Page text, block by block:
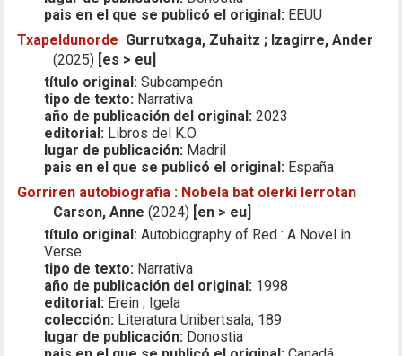
pais en el que se publicó el original: EEUU
Txapeldunorde Gurrutxaga, Zuhaitz ; Izagirre, Ander
(2025) [es > eu]
título original: Subcampeón
tipo de texto: Narrativa
año de publicación del original: 2023
editorial: Libros del K.O.
lugar de publicación: Madril
pais en el que se publicó el original: España
Gorriren autobiografia : Nobela bat olerki lerrotan
Carson, Anne (2024) [en > eu]
título original: Autobiography of Red : A Novel in
Verse
tipo de texto: Narrativa
año de publicación del original: 1998
editorial: Erein ; Igela
colección: Literatura Unibertsala; 189
lugar de publicación: Donostia